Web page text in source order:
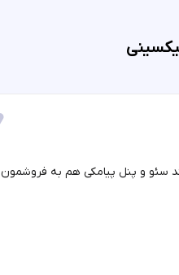
سئو و پنل پیامکی هم به فروشمون